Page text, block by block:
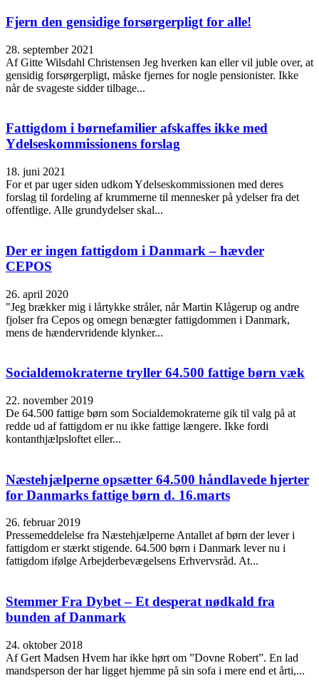
Fjern den gensidige forsørgerpligt for alle!
28. september 2021
Af Gitte Wilsdahl Christensen Jeg hverken kan eller vil juble over, at
gensidig forsørgerpligt, måske fjernes for nogle pensionister. Ikke
når de svageste sidder tilbage...
Fattigdom i børnefamilier afskaffes ikke med
Ydelseskommissionens forslag
18. juni 2021
For et par uger siden udkom Ydelseskommissionen med deres
forslag til fordeling af krummerne til mennesker på ydelser fra det
offentlige. Alle grundydelser skal...
Der er ingen fattigdom i Danmark – hævder
CEPOS
26. april 2020
"Jeg brækker mig i lårtykke stråler, når Martin Klågerup og andre
fjolser fra Cepos og omegn benægter fattigdommen i Danmark,
mens de hændervridende klynker...
Socialdemokraterne tryller 64.500 fattige børn væk
22. november 2019
De 64.500 fattige børn som Socialdemokraterne gik til valg på at
redde ud af fattigdom er nu ikke fattige længere. Ikke fordi
kontanthjælpsloftet eller...
Næstehjælperne opsætter 64.500 håndlavede hjerter
for Danmarks fattige børn d. 16.marts
26. februar 2019
Pressemeddelelse fra Næstehjælperne Antallet af børn der lever i
fattigdom er stærkt stigende. 64.500 børn i Danmark lever nu i
fattigdom ifølge Arbejderbevægelsens Erhvervsråd. At...
Stemmer Fra Dybet – Et desperat nødkald fra
bunden af Danmark
24. oktober 2018
Af Gert Madsen Hvem har ikke hørt om ”Dovne Robert”. En lad
mandsperson der har ligget hjemme på sin sofa i mere end et årti,...